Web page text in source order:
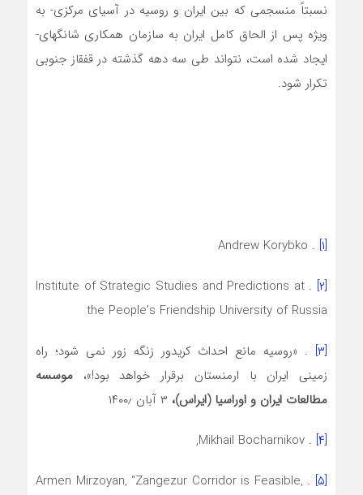
نسبتاً منسجمی که بین ایران و روسیه در آسیای مرکزی- به
ویژه پس از الحاق کامل ایران به سازمان همکاری شانگهای-
ایجاد شده است، نتواند طی سه دهه گذشته در قفقاز جنوبی
تکرار شود.
[۱] . Andrew Korybko
[۲]
. Institute of Strategic Studies and Predictions at
the People’s Friendship University of Russia
[۳]
. «روسیه مانع احداث کریدور زنگه زور نمی شود؛ راه
زمینی ایران با ارمنستان برقرار خواهد بود!»، موسسه
مطالعات ایران و اوراسیا (ایراس)،
[۴] . Mikhail Bocharnikov,
[۵]
. Armen Mirzoyan, “Zangezur Corridor is Feasible,